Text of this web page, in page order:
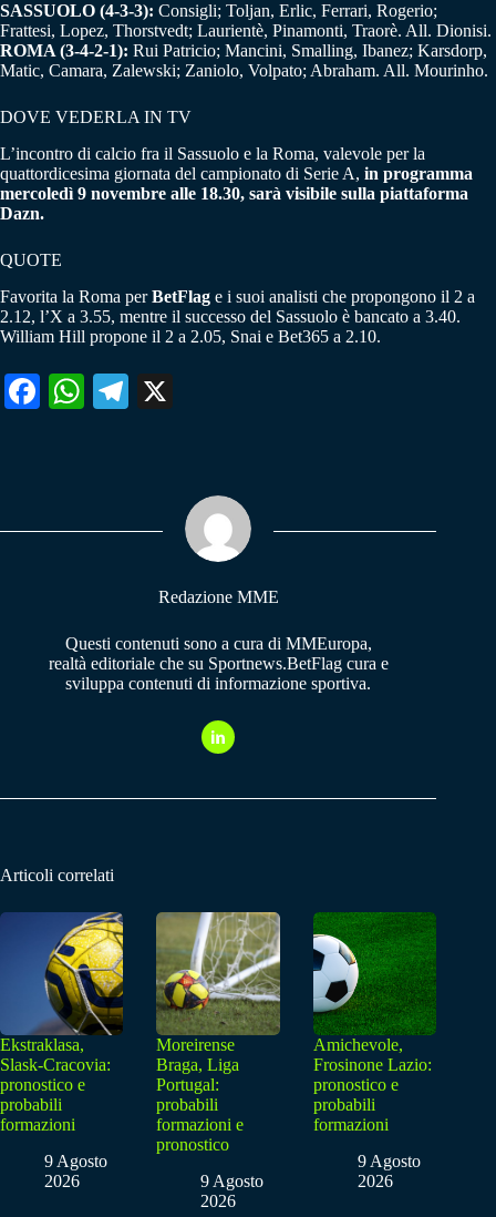
SASSUOLO (4-3-3): Consigli; Toljan, Erlic, Ferrari, Rogerio;
Frattesi, Lopez, Thorstvedt; Laurientè, Pinamonti, Traorè. All. Dionisi.
ROMA (3-4-2-1): Rui Patricio; Mancini, Smalling, Ibanez; Karsdorp,
Matic, Camara, Zalewski; Zaniolo, Volpato; Abraham. All. Mourinho.
DOVE VEDERLA IN TV
L’incontro di calcio fra il Sassuolo e la Roma, valevole per la
quattordicesima giornata del campionato di Serie A, in programma
mercoledì 9 novembre alle 18.30, sarà visibile sulla piattaforma
Dazn.
QUOTE
Favorita la Roma perBetFlag e i suoi analisti che propongono il 2 a
2.12, l’X a 3.55, mentre il successo del Sassuolo è bancato a 3.40.
William Hill propone il 2 a 2.05, Snai e Bet365 a 2.10.
Fa W
pp
Te
m
Redazione MME
Questi contenuti sono a cura di MMEuropa,
realtà editoriale che su Sportnews.BetFlag cura e
sviluppa contenuti di informazione sportiva.
Articoli correlati
Ekstraklasa,
Slask-Cracovia:
pronostico e
probabili
formazioni
9 Agosto
2026
Moreirense
Braga, Liga
Portugal:
probabili
formazioni e
pronostico
9 Agosto
2026
Amichevole,
Frosinone Lazio:
pronostico e
probabili
formazioni
9 Agosto
2026